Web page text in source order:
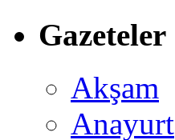
Gazeteler
Akşam
Anayurt